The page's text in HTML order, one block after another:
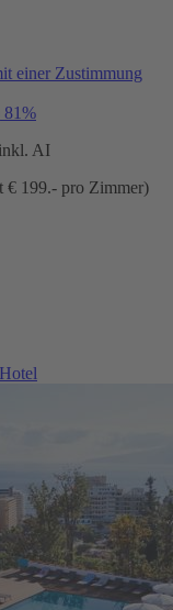
einer Zustimmung
81%
AI
€ 199.- pro Zimmer)